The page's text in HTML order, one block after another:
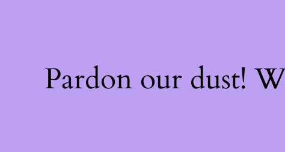
Pardon our dust!